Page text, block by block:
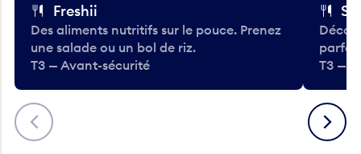
Précédent
Freshii
Des aliments nutritifs sur le pouce. Prenez
une salade ou un bol de riz.
T3 — Avant-sécurité
T3 —
Suivant